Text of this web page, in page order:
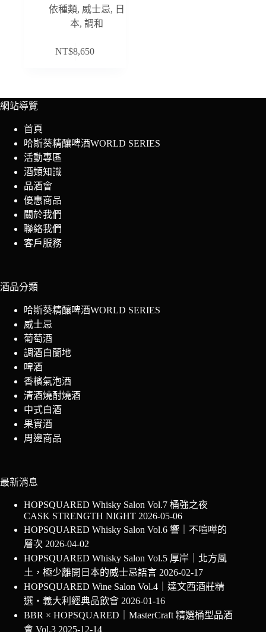
依種類, 威士忌, 日
本,調和
NT$8,650
網站導覽
首頁
哈斯葵精釀啤酒WORLD SERIES
活動專區
酒類知識
品酒會
優惠商品
關於我們
聯絡我們
客戶服務
酒品分類
哈斯葵精釀啤酒WORLD SERIES
威士忌
葡萄酒
調酒白蘭地
啤酒
香檳氣泡酒
清酒燒酎燒酒
中式白酒
果實酒
周邊商品
最新消息
HOPSQUARED Whisky Salon Vol.7 桶強之夜
CASK STRENGTH NIGHT 2026-05-06
HOPSQUARED Whisky Salon Vol.6 響｜不喧嘩的
層次 2026-04-02
HOPSQUARED Whisky Salon Vol.5 厚岸｜北方風
土，極少離開日本的威士忌語言 2026-02-17
HOPSQUARED Wine Salon Vol.4｜達文西酒莊精
選・義大利經典品飲會 2026-01-16
BBR × HOPSQUARED｜MasterCraft 精選桶型品酒
會 Vol.3 2025-12-14